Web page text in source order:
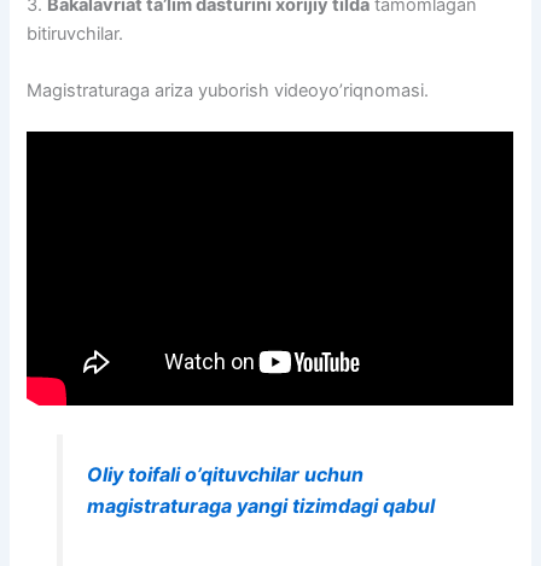
3. Bakalavriat ta’lim dasturini xorijiy tilda tamomlagan
bitiruvchilar.
Magistraturaga ariza yuborish videoyo’riqnomasi.
Oliy toifali o’qituvchilar uchun
magistraturaga yangi tizimdagi qabul